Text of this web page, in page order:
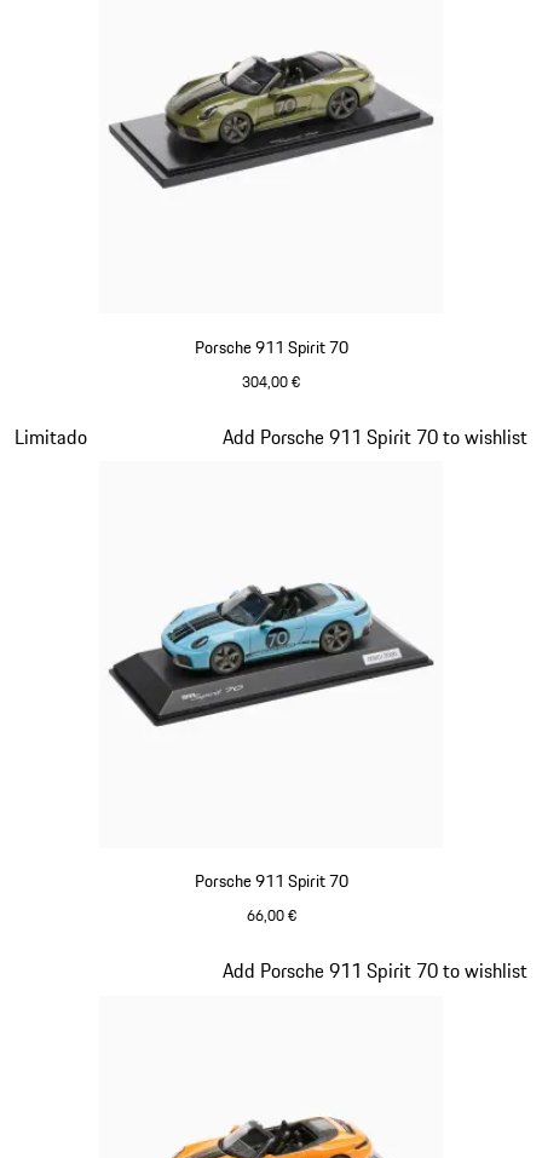
Porsche 911 Spirit 70
304,00 €
Porsche 911 Spirit 70
66,00 €
Limitado Add Porsche 911 Spirit 70 to wishlist
Diapositiva 15 de 20
Add Porsche 911 Spirit 70 to wishlist